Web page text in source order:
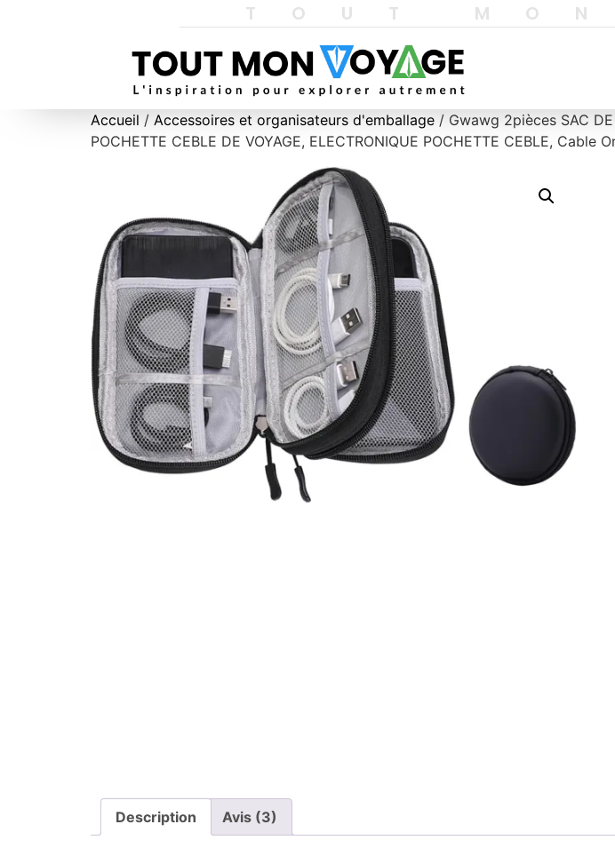
TOUT
Accueil / Accessoires et organisateurs d'emballage / Gwawg 2pièces SAC DE
POCHETTE CEBLE DE VOYAGE, ELECTRONIQUE POCHETTE CEBLE,
Description Avis (3)